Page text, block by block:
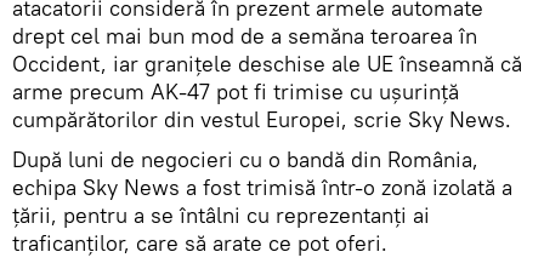
atacatorii consideră în prezent armele automate
drept cel mai bun mod de a semăna teroarea în
Occident, iar graniţele deschise ale UE înseamnă că
arme precum AK-47 pot fi trimise cu uşurinţă
cumpărătorilor din vestul Europei, scrie Sky News.
După luni de negocieri cu o bandă din România,
echipa Sky News a fost trimisă într-o zonă izolată a
ţării, pentru a se întâlni cu reprezentanţi ai
traficanţilor, care să arate ce pot oferi.